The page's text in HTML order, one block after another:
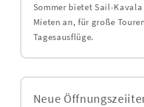
Sommer bietet Sail-Kavala
Mieten an, für große
Tagesausflüge.
Neue